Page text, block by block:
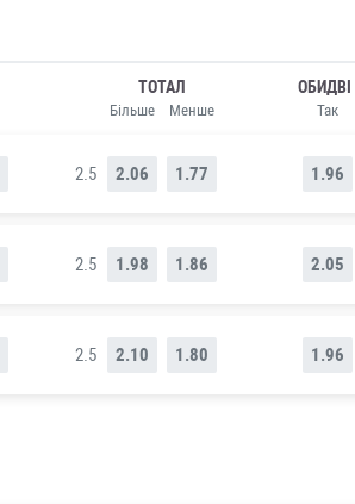
ТОТАЛ
2.5
Більше
2.06
Менше
1.77
Так
1.96
2.5 1.98 1.86 2.05
2.5 2.10 1.80 1.96